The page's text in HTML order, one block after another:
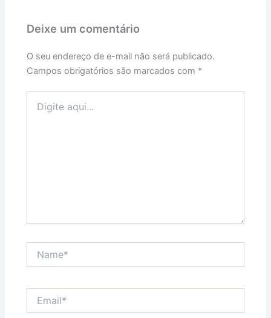
Deixe um comentário
O seu endereço de e-mail não será publicado.
Campos obrigatórios são marcados com *
aqui...